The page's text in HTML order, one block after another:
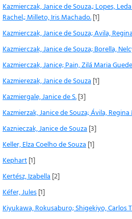
Kazmierczak, Janice de Souza.; Lopes,
Rachel.; Milleto, Iris Machado.[1]
Kazmierczak, Janice de Souza; Avila,
Kazmierczak, Janice de Souza; Borella,
Kazmierczak, Janice; Pain, Zilá Maria
Kazmierezak, Janice de Souza [1]
Kazmiergale, Janice de S.[3]
Kazmierzak, Janice de Souza; Ávila,
Kaznieczak, Janice de Souza [3]
Keller, Elza Coelho de Souza [1]
Kephart[1]
Kertész, Izabella [2]
Kéfer, Jules[1]
Kiyukawa, Rokusaburo; Shigekiyo, Carlos